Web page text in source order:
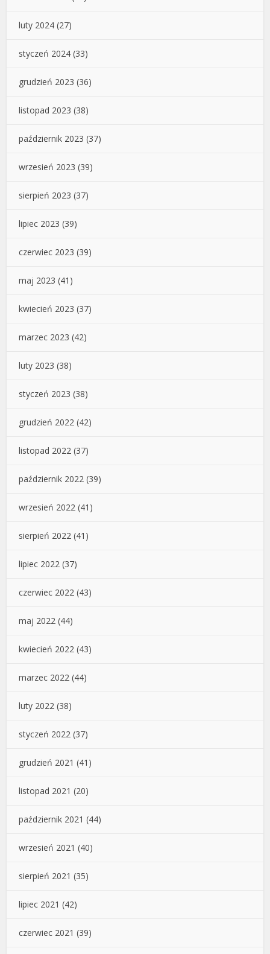
luty 2024 (27)
styczeń 2024 (33)
grudzień 2023 (36)
listopad 2023 (38)
październik 2023 (37)
wrzesień 2023 (39)
sierpień 2023 (37)
lipiec 2023 (39)
czerwiec 2023 (39)
maj 2023 (41)
kwiecień 2023 (37)
marzec 2023 (42)
luty 2023 (38)
styczeń 2023 (38)
grudzień 2022 (42)
listopad 2022 (37)
październik 2022 (39)
wrzesień 2022 (41)
sierpień 2022 (41)
lipiec 2022 (37)
czerwiec 2022 (43)
maj 2022 (44)
kwiecień 2022 (43)
marzec 2022 (44)
luty 2022 (38)
styczeń 2022 (37)
grudzień 2021 (41)
listopad 2021 (20)
październik 2021 (44)
wrzesień 2021 (40)
sierpień 2021 (35)
lipiec 2021 (42)
czerwiec 2021 (39)